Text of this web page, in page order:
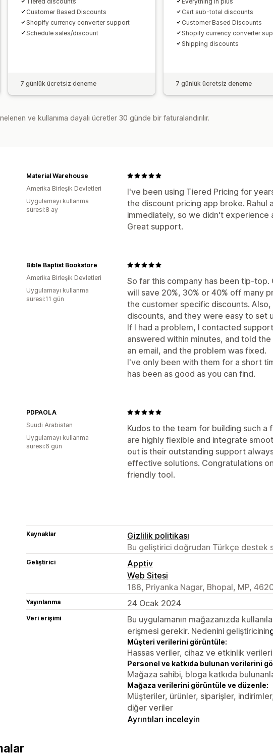
Customer Based Discounts
Shopify currency converter support
Schedule sales/discount
7 günlük ücretsiz deneme
Cart sub-total discounts
Customer Based Discounts
Shopify currency converter
Shipping discounts
7 günlük ücretsiz deneme
ve kullanıma dayalı ücretler 30 günde bir faturalandırılır.
I've been using Tiered Pricing for
the discount pricing app broke.
immediately, so we didn't experience
Great support.
Material Warehouse
Amerika Birleşik Devletleri
Uygulamayı kullanma
süresi:8 ay
So far this company has been tip-
will save 20%, 30% or 40% off many
the customer specific discounts.
discounts, and they were easy to set
If I had a problem, I contacted
answered within minutes, and told
an email, and the problem was fixed.
I've only been with them for a short
has been as good as you can find.
Bible Baptist Bookstore
Amerika Birleşik Devletleri
Uygulamayı kullanma
süresi:11 gün
Kudos to the team for building such
are highly flexible and integrate
out is their outstanding support
effective solutions. Congratulations
friendly tool.
PDPAOLA
Suudi Arabistan
Uygulamayı kullanma
süresi:6 gün
Kaynaklar
Gizlilik politikası
Bu geliştirici doğrudan Türkçe destek
Geliştirici
Apptiv
Web Sitesi
188, Priyanka Nagar, Bhopal, MP,
Yayınlanma 24 Ocak 2024
Veri erişimi
Bu uygulamanın mağazanızda
erişmesi gerekir. Nedenini geliştiricinin
Müşteri verilerini görüntüle:
Hassas veriler, cihaz ve etkinlik verileri
Personel ve katkıda bulunan verilerini
Mağaza sahibi, bloga katkıda
Mağaza verilerini görüntüle ve düzenle:
Müşteriler, ürünler, siparişler,
diğer veriler
Ayrıntıları inceleyin